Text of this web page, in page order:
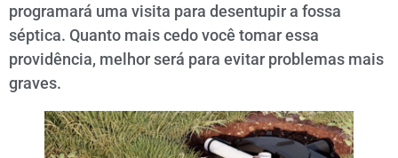
programará uma visita para desentupir a fossa
séptica. Quanto mais cedo você tomar essa
providência, melhor será para evitar problemas mais
graves.